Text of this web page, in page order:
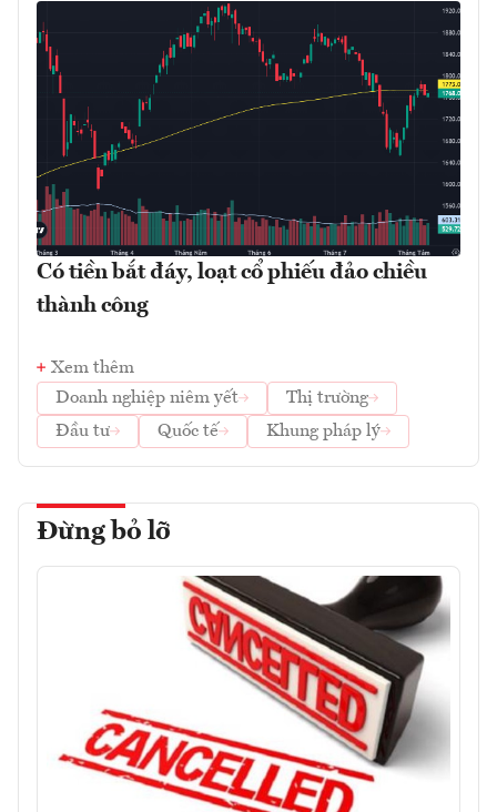
Có tiền bắt đáy, loạt cổ phiếu đảo chiều
thành công
Xem thêm
Doanh nghiệp niêm yết
Thị trường
Đầu tư
Quốc tế Khung pháp lý
Đừng bỏ lỡ